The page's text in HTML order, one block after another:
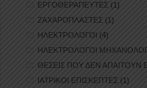
ΕΡΓΟΘΕΡΑΠΕΥΤΕΣ (1)
ΖΑΧΑΡΟΠΛΑΣΤΕΣ (1)
ΗΛΕΚΤΡΟΛΟΓΟΙ (4)
ΗΛΕΚΤΡΟΛΟΓΟΙ
ΘΕΣΕΙΣ ΠΟΥ ΔΕΝ ΑΠΑΙΤΟΥΝ
ΙΑΤΡΙΚΟΙ ΕΠΙΣΚΕΠΤΕΣ (1)